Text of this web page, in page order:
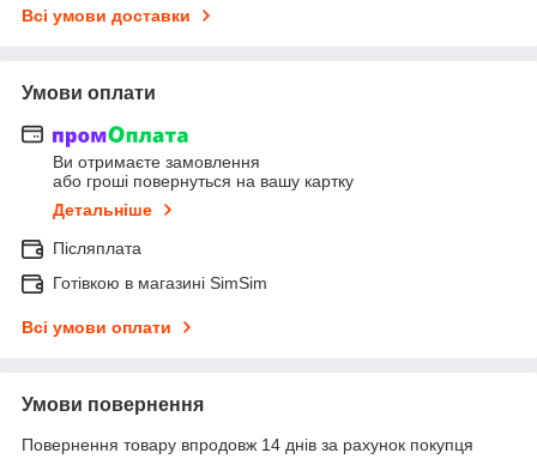
Всі умови доставки
Умови оплати
Ви отримаєте замовлення
або гроші повернуться на вашу картку
Детальніше
Післяплата
Готівкою в магазині SimSim
Всі умови оплати
Умови повернення
Повернення товару впродовж 14 днів за рахунок покупця